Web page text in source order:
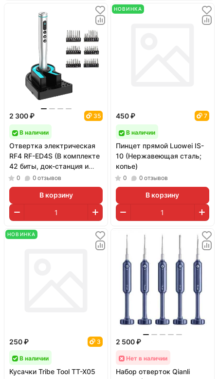
2 300 ₽ 35
В наличии
Отвертка электрическая
RF4 RF-ED4S (В комплекте
42 биты, док-станция и
кабель)
0 0 отзывов
В корзину
НОВИНКА
450 ₽ 7
В наличии
Пинцет прямой Luowei IS-
10 (Нержавеющая сталь;
копье)
0 0 отзывов
В корзину
НОВИНКА
250 ₽ 3
В наличии
Кусачки Tribe Tool TT-X05
2 500 ₽
Нет в наличии
Набор отверток Qianli